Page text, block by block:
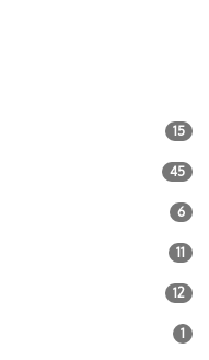
15
45
6
11
12
1